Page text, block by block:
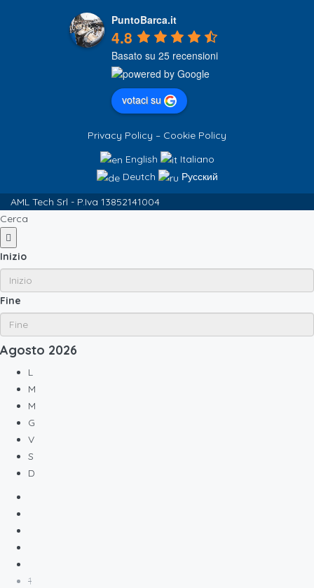
PuntoBarca.it
4.8
Basato su 25 recensioni
votaci su
Privacy Policy – Cookie Policy
English
Italiano
Deutch
Русский
AML Tech Srl - P.Iva 13852141004
Cerca
Inizio
Fine
Agosto 2026
L
M
M
G
V
S
D
1